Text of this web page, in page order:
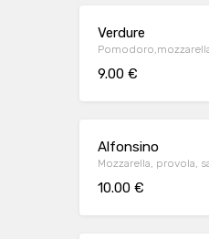
Verdure
9.00 €
Alfonsino
Mozzarella, provola,
10.00 €